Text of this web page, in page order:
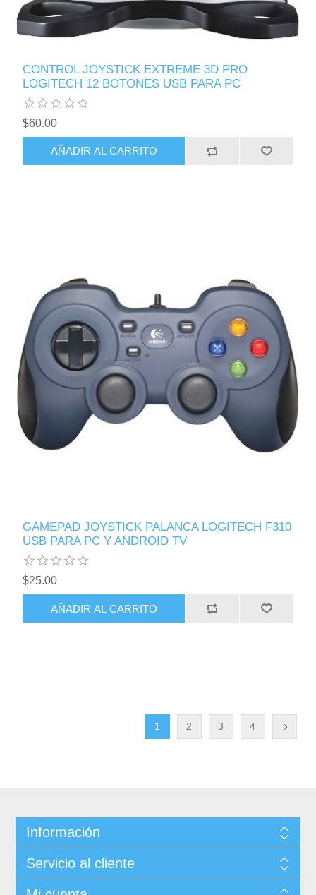
CONTROL JOYSTICK EXTREME 3D PRO
LOGITECH 12 BOTONES USB PARA PC
$60.00
AÑADIR AL CARRITO
GAMEPAD JOYSTICK PALANCA LOGITECH F310
USB PARA PC Y ANDROID TV
$25.00
AÑADIR AL CARRITO
1 2 3 4
Información
Servicio al cliente